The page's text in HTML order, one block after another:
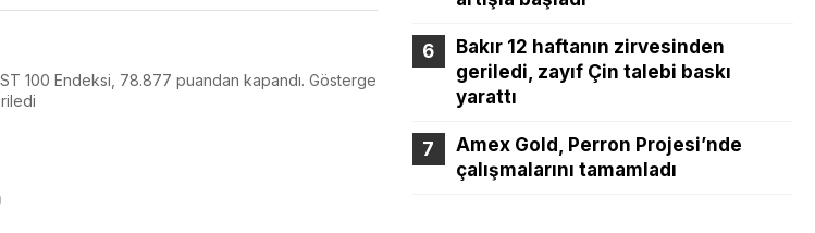
100 Endeksi, 78.877 puandan kapandı. Gösterge
Bakır 12 haftanın zirvesinden
geriledi, zayıf Çin talebi baskı
yarattı
Amex Gold, Perron Projesi’nde
çalışmalarını tamamladı